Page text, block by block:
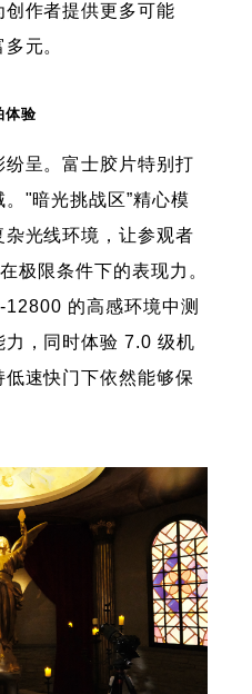
作者提供更多可能
元。
体验
呈。富士胶片特别打
"暗光挑战区”精心模
光线环境，让参观者
极限条件下的表现力。
的高感环境中测
，同时体验 7.0 级机
速快门下依然能够保